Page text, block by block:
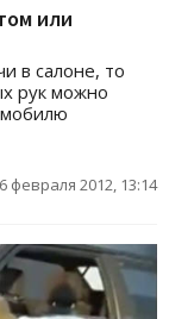
или
в салоне, то
рук можно
февраля 2012, 13:14